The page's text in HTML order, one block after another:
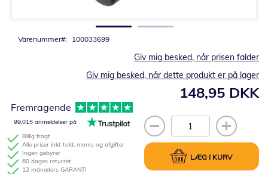
Varenummer 100033699
148,95 DKK
Giv mig besked, når prisen falder
Giv mig besked, når dette produkt er på lager
LÆG I KURV
Billig fragt
Alle priser inkl. told, moms og afgifter
Ingen gebyrer
60 dages returret
12 måneders GARANTI
Fremragende
99,015 anmeldelser på